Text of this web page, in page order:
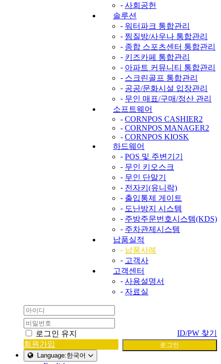
- 사회공헌
솔루션
- 워터파크 통합관리
- 찜질방/사우나 통합관리
- 종합 스포츠센터 통합관리
- 키즈카페 통합관리
- 아파트 커뮤니티 통합관리
- 스크린골프 통합관리
- 공공/문화시설 입장관리
- 무인 매표/구매/정산 관리
소프트웨어
- CORNPOS CASHIER2
- CORNPOS MANAGER2
- CORNPOS KIOSK
하드웨어
- POS 및 주변기기
- 무인 키오스크
- 무인 단말기
- 전자키(유니락)
- 출입통제 게이트
- 도난방지 시스템
- 주방주문번호시스템(KDS)
- 주차관제시스템
납품실적
- 납품사례
- 고객사
고객센터
- 사용설명서
- 자료실
로그인 유지
ID/PW 찾기
회원가입
로그인
Language:한국어